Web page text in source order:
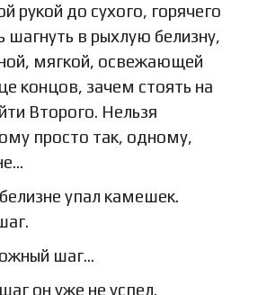
рукой до сухого, горячего
шагнуть в рыхлую белизну,
мягкой, освежающей
концов, зачем стоять на
Второго. Нельзя
просто так, одному,
упал камешек.
шаг…
он уже не успел.